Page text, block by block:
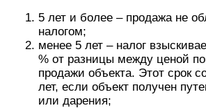
5 лет и более – продажа не
налогом;
менее 5 лет – налог
% от разницы между ценой
продажи объекта. Этот срок
лет, если объект получен
или дарения;